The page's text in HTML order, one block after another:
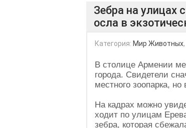
Зебра на улицах
осла в
Категория: Мир Животных,
В столице Армении
города. Свидетели
местного зоопарка,
На кадрах можно
ходит по улицам
зебра, которая